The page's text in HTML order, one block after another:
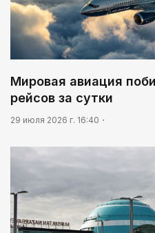
Мировая авиация
рейсов за сутки
29 июля 2026 г. 16:40